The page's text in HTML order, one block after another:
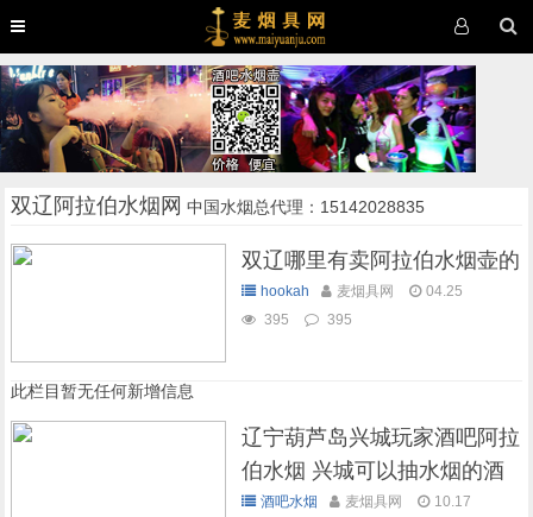
双辽阿拉伯水烟网 中国水烟总代理：15142028835
双辽哪里有卖阿拉伯水烟壶的
hookah 麦烟具网
04.25
395
395
此栏目暂无任何新增信息
辽宁葫芦岛兴城玩家酒吧阿拉
伯水烟 兴城可以抽水烟的酒
吧酒吧水烟 麦烟具网
10.17